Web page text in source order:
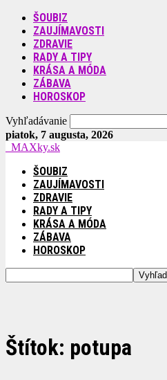
ŠOUBIZ
ZAUJÍMAVOSTI
ZDRAVIE
RADY A TIPY
KRÁSA A MÓDA
ZÁBAVA
HOROSKOP
Vyhľadávanie
piatok, 7 augusta, 2026
MAXky.sk
ŠOUBIZ
ZAUJÍMAVOSTI
ZDRAVIE
RADY A TIPY
KRÁSA A MÓDA
ZÁBAVA
HOROSKOP
Štítok: potupa